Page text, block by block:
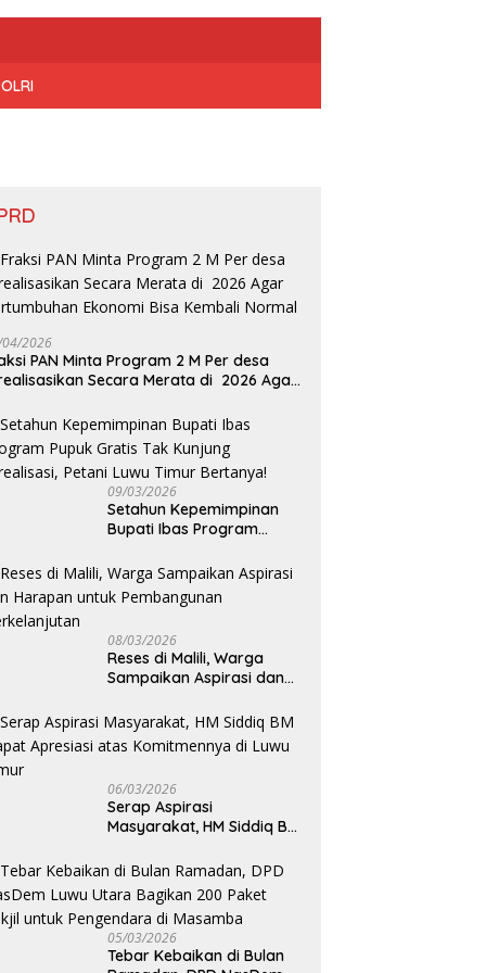
2026
PAN Minta Program 2 M Per desa
Secara Merata di 2026 Agar
09/03/2026
Setahun Kepemimpinan
Bupati Ibas Program
Direalisasi, Petani Luwu
Timur Bertanya!
08/03/2026
Reses di Malili, Warga
Sampaikan Aspirasi dan
Pembangunan
Berkelanjutan
06/03/2026
Serap Aspirasi
Masyarakat, HM Siddiq BM
Komitmennya di Luwu
Timur
05/03/2026
Tebar Kebaikan di Bulan